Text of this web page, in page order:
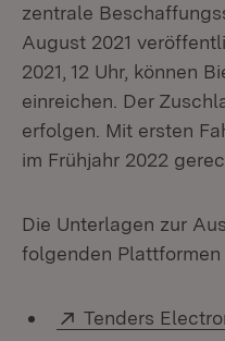
zentrale
August 2021
2021, 12 Uhr, können
einreichen. Der
erfolgen. Mit ersten
im Frühjahr 2022
Die Unterlagen zur
folgenden Plattformen
Extern:
Tenders